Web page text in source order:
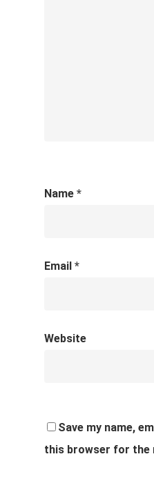
Name *
Email *
Website
Save my name,
this browser for the